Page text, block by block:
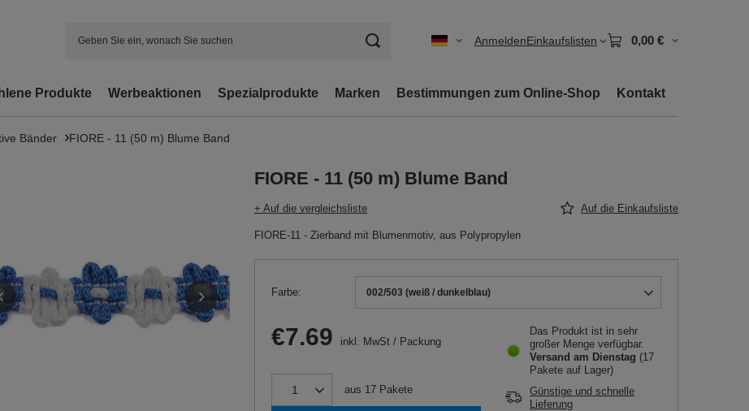
AnmeldenEinkaufslisten 0,00 €
Produkte Werbeaktionen Spezialprodukte Marken Bestimmungen zum Online-Shop Kontakt
Bänder FIORE - 11 (50 m) Blume Band
FIORE - 11 (50 m) Blume Band
+ Auf die vergleichsliste Auf die Einkaufsliste
FIORE-11 - Zierband mit Blumenmotiv, aus Polypropylen
Farbe 002/503 (weiß / dunkelblau)
€7.69 inkl. MwSt / Packung
aus 17 Pakete
Das Produkt ist in sehr
großer Menge verfügbar
Versand am Dienstag (17
Pakete auf Lager)
Günstige und schnelle
Lieferung